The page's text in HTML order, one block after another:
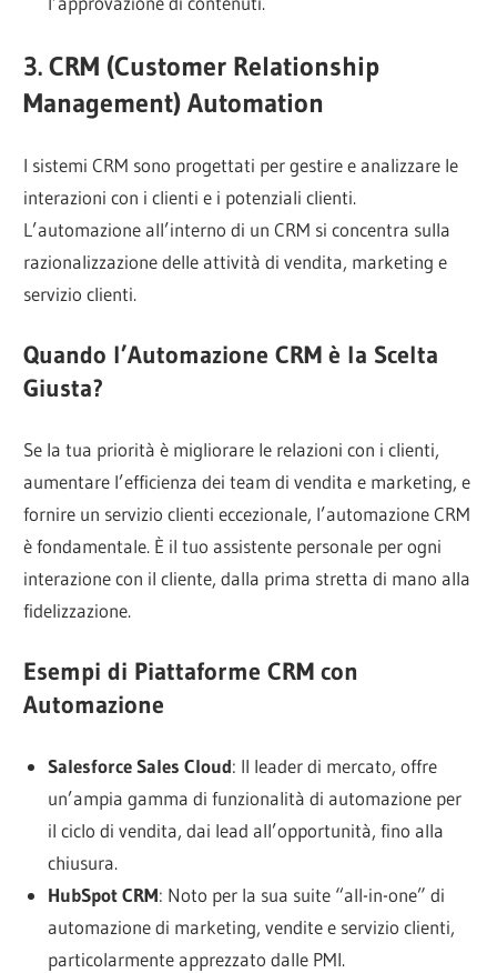
3. CRM (Customer Relationship
Management) Automation
I sistemi CRM sono progettati per gestire e analizzare le
interazioni con i clienti e i potenziali clienti.
L’automazione all’interno di un CRM si concentra sulla
razionalizzazione delle attività di vendita, marketing e
servizio clienti.
Quando l’Automazione CRM è la Scelta
Giusta?
Se la tua priorità è migliorare le relazioni con i clienti,
aumentare l’efficienza dei team di vendita e marketing, e
fornire un servizio clienti eccezionale, l’automazione CRM
è fondamentale. È il tuo assistente personale per ogni
interazione con il cliente, dalla prima stretta di mano alla
fidelizzazione.
Esempi di Piattaforme CRM con
Automazione
Salesforce Sales Cloud: Il leader di mercato, offre
un’ampia gamma di funzionalità di automazione per
il ciclo di vendita, dai lead all’opportunità, fino alla
chiusura.
HubSpot CRM: Noto per la sua suite “all-in-one” di
automazione di marketing, vendite e servizio clienti,
particolarmente apprezzato dalle PMI.